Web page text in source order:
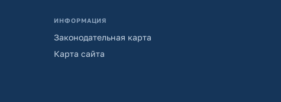
ИНФОРМАЦИЯ
Законодательная карта
Карта сайта